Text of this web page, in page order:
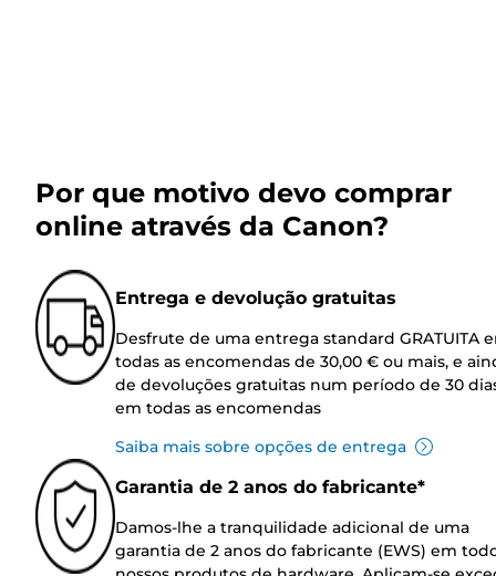
Por que motivo devo comprar
online através da Canon?
Entrega e devolução gratuitas
Desfrute de uma entrega standard GRATUITA
todas as encomendas de 30,00 € ou mais, e
de devoluções gratuitas num período de 30
em todas as encomendas
Saiba mais sobre opções de entrega
Garantia de 2 anos do fabricante*
Damos-lhe a tranquilidade adicional de uma
garantia de 2 anos do fabricante (EWS) em